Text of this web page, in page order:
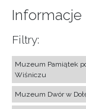
Informacje
Filtry:
Muzeum Pamiątek
Wiśniczu
Muzeum Dwór w